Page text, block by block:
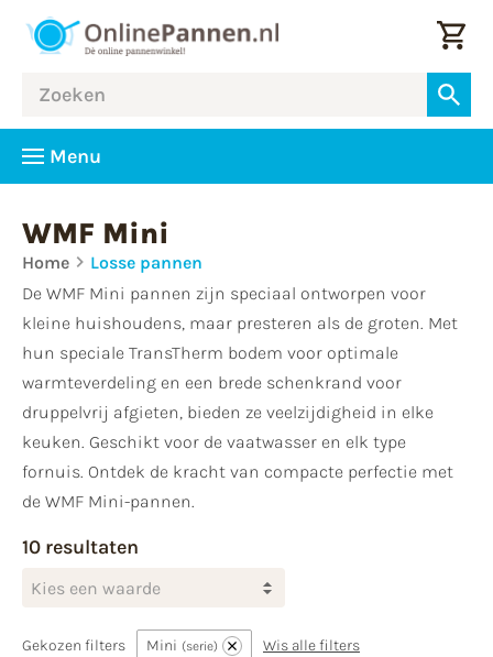
Menu
WMF Mini
Home
Losse pannen
De WMF Mini pannen zijn speciaal ontworpen voor
kleine huishoudens, maar presteren als de groten. Met
hun speciale TransTherm bodem voor optimale
warmteverdeling en een brede schenkrand voor
druppelvrij afgieten, bieden ze veelzijdigheid in elke
keuken. Geschikt voor de vaatwasser en elk type
fornuis. Ontdek de kracht van compacte perfectie met
de WMF Mini-pannen.
10 resultaten
Kies een waarde
Gekozen filters Mini serie Wis alle filters